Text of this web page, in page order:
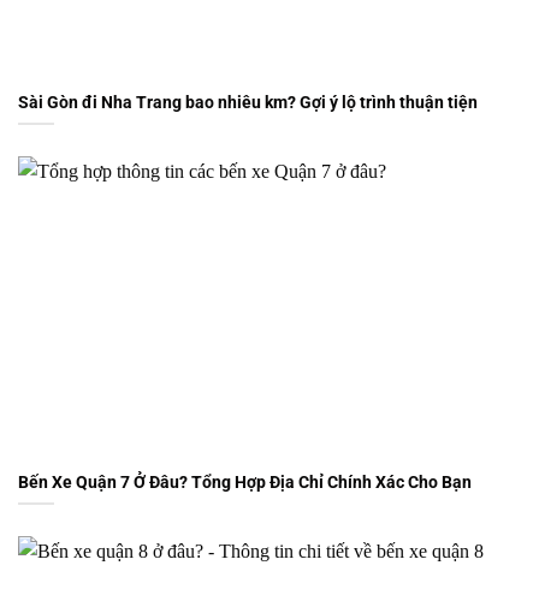
Sài Gòn đi Nha Trang bao nhiêu km? Gợi ý lộ trình thuận tiện
Bến Xe Quận 7 Ở Đâu? Tổng Hợp Địa Chỉ Chính Xác Cho Bạn